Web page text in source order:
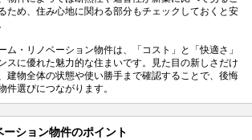
ため、住み心地に関わる部分もチェックしておくと安
ム・リノベーション物件は、「コスト」と「快適さ」
スに優れた魅力的な住まいです。見た目の新しさだけ
建物全体の状態や使い勝手まで確認することで、後悔
件選びにつながります。
ーション物件のポイント